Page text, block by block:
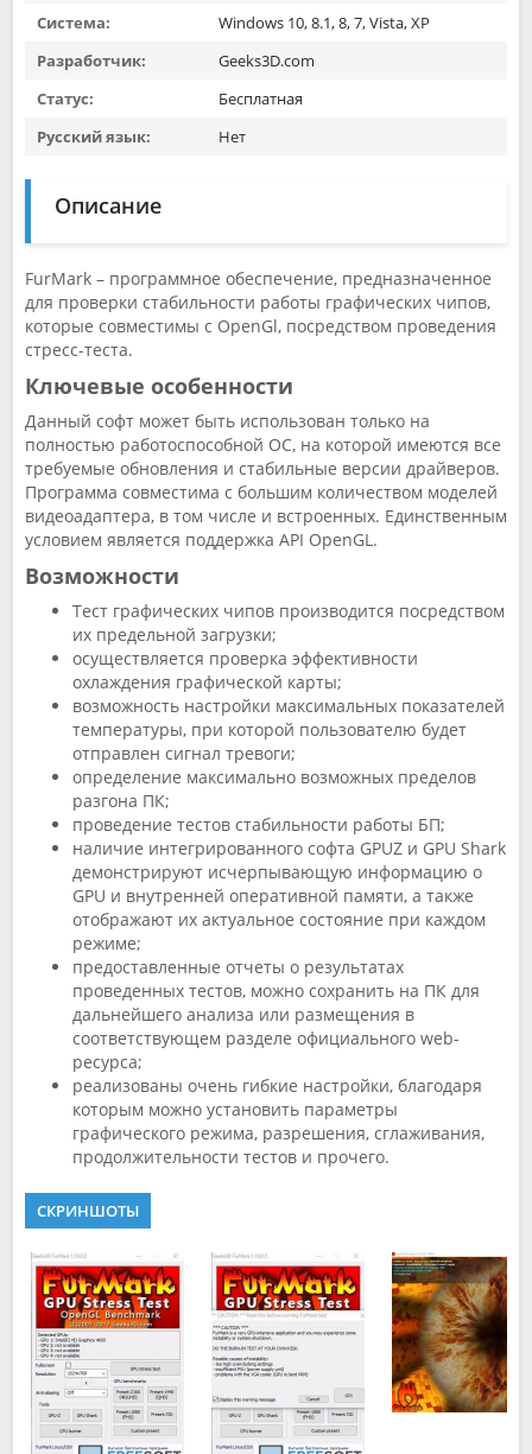
Система:
Windows 10, 8.1, 8, 7, Vista, XP
Разработчик:
Geeks3D.com
Статус:
Бесплатная
Русский язык:
Нет
Описание
FurMark – программное обеспечение, предназначенное
для проверки стабильности работы графических чипов,
которые совместимы с OpenGl, посредством проведения
стресс-теста.
Ключевые особенности
Данный софт может быть использован только на
полностью работоспособной ОС, на которой имеются все
требуемые обновления и стабильные версии драйверов.
Программа совместима с большим количеством моделей
видеоадаптера, в том числе и встроенных. Единственным
условием является поддержка API OpenGL.
Возможности
Тест графических чипов производится посредством
их предельной загрузки;
осуществляется проверка эффективности
охлаждения графической карты;
возможность настройки максимальных показателей
температуры, при которой пользователю будет
отправлен сигнал тревоги;
определение максимально возможных пределов
разгона ПК;
проведение тестов стабильности работы БП;
наличие интегрированного софта GPUZ и GPU Shark
демонстрируют исчерпывающую информацию о
GPU и внутренней оперативной памяти, а также
отображают их актуальное состояние при каждом
режиме;
предоставленные отчеты о результатах
проведенных тестов, можно сохранить на ПК для
дальнейшего анализа или размещения в
соответствующем разделе официального web-
ресурса;
реализованы очень гибкие настройки, благодаря
которым можно установить параметры
графического режима, разрешения, сглаживания,
продолжительности тестов и прочего.
СКРИНШОТЫ